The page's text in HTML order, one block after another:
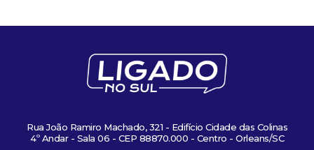
Rua João Ramiro Machado, 321 - Edifício Cidade das Colinas
4º Andar - Sala 06 - CEP 88870.000 - Centro - Orleans/SC